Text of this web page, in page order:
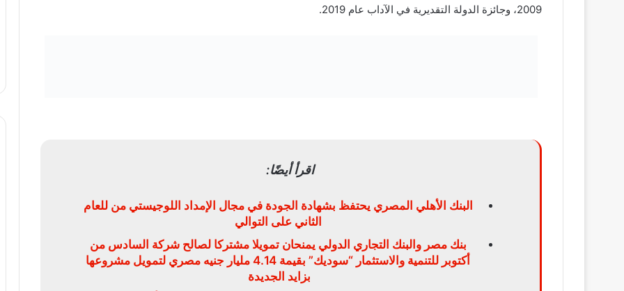
2009، وجائزة الدولة التقديرية في الآداب عام 2019.
اقرأ أيضًا:
البنك الأهلي المصري يحتفظ بشهادة الجودة في مجال الإمداد اللوجيستي من للعام
الثاني على التوالي
بنك مصر والبنك التجاري الدولي يمنحان تمويلا مشتركا لصالح شركة السادس من
أكتوبر للتنمية والاستثمار “سوديك” بقيمة 4.14 مليار جنيه مصري لتمويل مشروعها
بزايد الجديدة